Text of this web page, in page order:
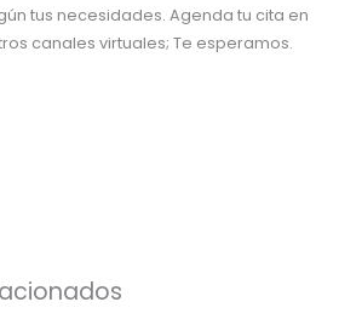
tus necesidades. Agenda tu cita en
canales virtuales; Te esperamos.